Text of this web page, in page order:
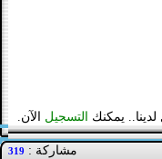
يمكنك التسجيل الآن.
مشاركة : 319